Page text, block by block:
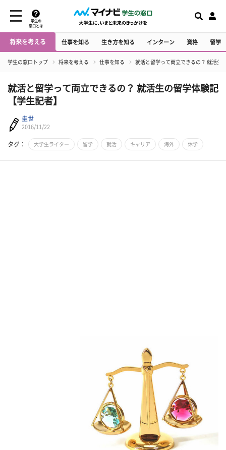
学生の
窓口とは
将来を考える 仕事を知る 生き方を知る インターン 資格 留学
学生の窓口トップ 将来を考える 仕事を知る 就活と留学って両立できるの？ 就活生
就活と留学って両立できるの？ 就活生の留学体験記
【学生記者】
圭世
2016/11/22
タグ： 大学生ライター 留学 就活 キャリア 海外 休学